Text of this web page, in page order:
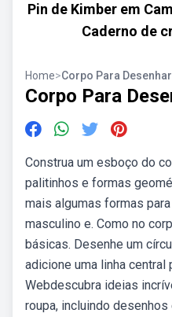
Pin de Kimber em
Caderno de
Home>Corpo Para
Corpo Para
Construa um esboço do
palitinhos e formas
mais algumas formas
masculino e. Como no
básicas. Desenhe um
adicione uma linha central
Webdescubra ideias
roupa, incluindo